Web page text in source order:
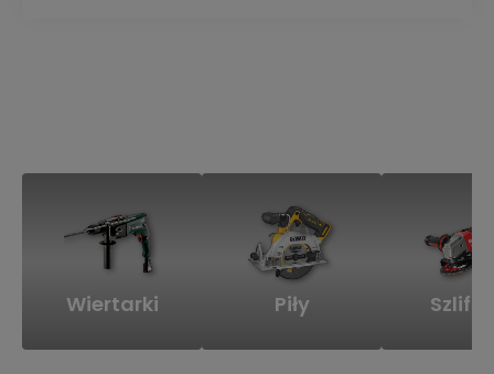
Wiertarki Piły